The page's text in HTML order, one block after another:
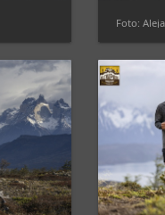
Foto: